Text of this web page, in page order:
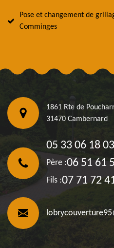
Pose et changement de
Comminges
1861 Rte de
31470 Cambernard
05 33 06 18 03
Père :06 51 61
Fils :07 71 72